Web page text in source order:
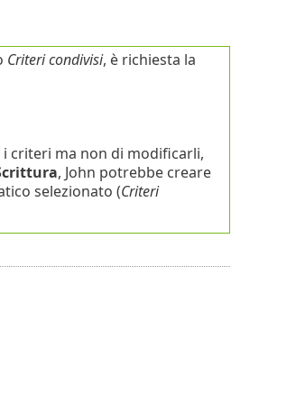
Criteri condivisi, è richiesta la
criteri ma non di modificarli,
, John potrebbe creare
selezionato (Criteri